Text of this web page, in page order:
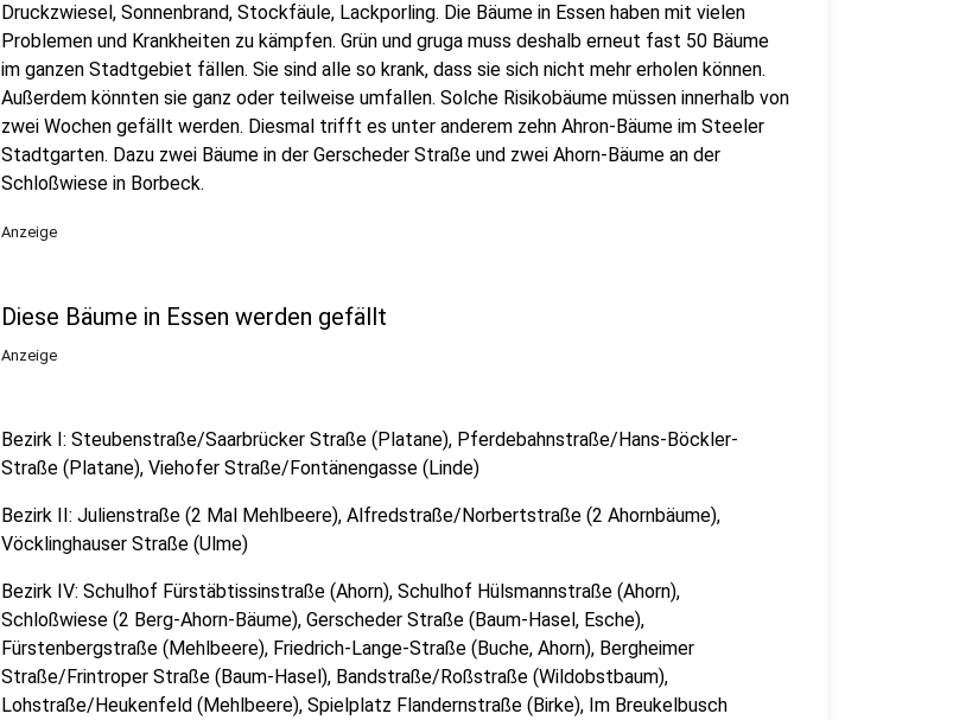
Druckzwiesel, Sonnenbrand, Stockfäule, Lackporling. Die Bäume in Essen haben mit vielen
Problemen und Krankheiten zu kämpfen. Grün und gruga muss deshalb erneut fast 50 Bäume
im ganzen Stadtgebiet fällen. Sie sind alle so krank, dass sie sich nicht mehr erholen können.
Außerdem könnten sie ganz oder teilweise umfallen. Solche Risikobäume müssen innerhalb von
zwei Wochen gefällt werden. Diesmal trifft es unter anderem zehn Ahron-Bäume im Steeler
Stadtgarten. Dazu zwei Bäume in der Gerscheder Straße und zwei Ahorn-Bäume an der
Schloßwiese in Borbeck.
Anzeige
Diese Bäume in Essen werden gefällt
Anzeige
Bezirk I: Steubenstraße/Saarbrücker Straße (Platane), Pferdebahnstraße/Hans-Böckler-
Straße (Platane), Viehofer Straße/Fontänengasse (Linde)
Bezirk II: Julienstraße (2 Mal Mehlbeere), Alfredstraße/Norbertstraße (2 Ahornbäume),
Vöcklinghauser Straße (Ulme)
Bezirk IV: Schulhof Fürstäbtissinstraße (Ahorn), Schulhof Hülsmannstraße (Ahorn),
Schloßwiese (2 Berg-Ahorn-Bäume), Gerscheder Straße (Baum-Hasel, Esche),
Fürstenbergstraße (Mehlbeere), Friedrich-Lange-Straße (Buche, Ahorn), Bergheimer
Straße/Frintroper Straße (Baum-Hasel), Bandstraße/Roßstraße (Wildobstbaum),
Lohstraße/Heukenfeld (Mehlbeere), Spielplatz Flandernstraße (Birke), Im Breukelbusch